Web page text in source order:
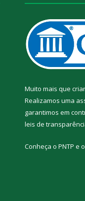
Muito mais que
Realizamos uma
garantimos em
leis de
Conheça o PNTP e o